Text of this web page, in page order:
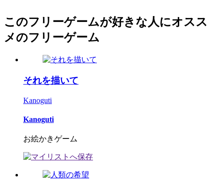
このフリーゲームが好きな人にオスス
メのフリーゲーム
それを描いて
Kanoguti
Kanoguti
お絵かきゲーム